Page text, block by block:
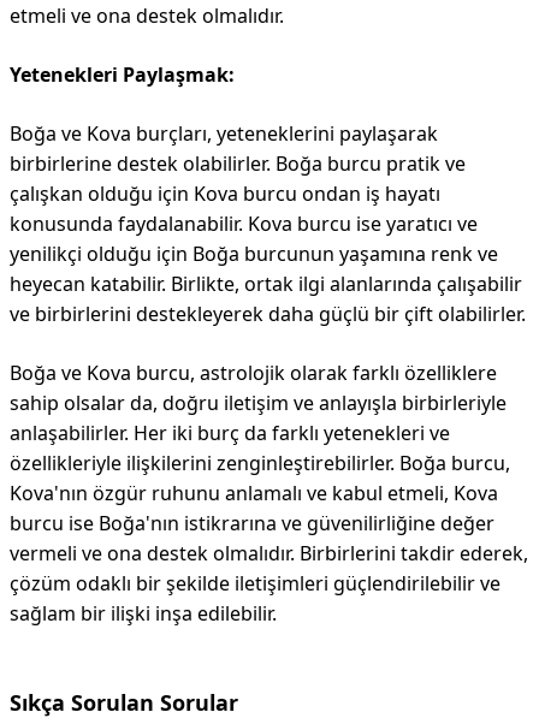
etmeli ve ona destek olmalıdır.
Yetenekleri Paylaşmak:
Boğa ve Kova burçları, yeteneklerini paylaşarak
birbirlerine destek olabilirler. Boğa burcu pratik ve
çalışkan olduğu için Kova burcu ondan iş hayatı
konusunda faydalanabilir. Kova burcu ise yaratıcı ve
yenilikçi olduğu için Boğa burcunun yaşamına renk ve
heyecan katabilir. Birlikte, ortak ilgi alanlarında çalışabilir
ve birbirlerini destekleyerek daha güçlü bir çift olabilirler.
Boğa ve Kova burcu, astrolojik olarak farklı özelliklere
sahip olsalar da, doğru iletişim ve anlayışla birbirleriyle
anlaşabilirler. Her iki burç da farklı yetenekleri ve
özellikleriyle ilişkilerini zenginleştirebilirler. Boğa burcu,
Kova'nın özgür ruhunu anlamalı ve kabul etmeli, Kova
burcu ise Boğa'nın istikrarına ve güvenilirliğine değer
vermeli ve ona destek olmalıdır. Birbirlerini takdir ederek,
çözüm odaklı bir şekilde iletişimleri güçlendirilebilir ve
sağlam bir ilişki inşa edilebilir.
Sıkça Sorulan Sorular